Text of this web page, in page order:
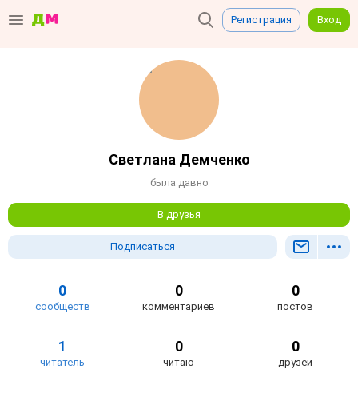
Регистрация Вход
Светлана Демченко
была давно
В друзья
Подписаться
0
сообществ
0
комментариев
0
постов
1
читатель
0
читаю
0
друзей